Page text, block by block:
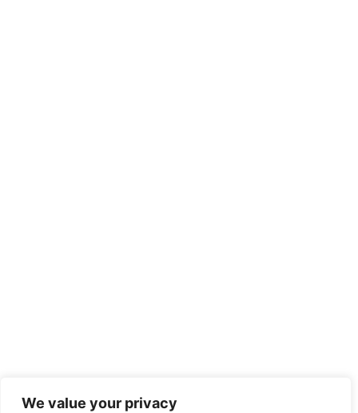
We value your privacy